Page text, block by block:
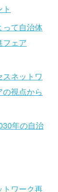
って自治体
フェア
ネットワ
視点から
年の自治
トワーク再